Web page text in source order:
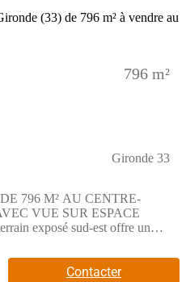
échange. Vous pouvez le
fera un plaisir de répondre à
796 m²
Gironde 33
796 M² AU CENTRE-
VUE SUR ESPACE
exposé sud-est offre un
grâce à la vue dégagée sur
superficie de 796 m²
Contacter